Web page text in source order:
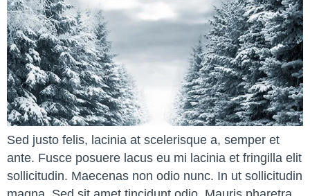
Sed justo felis, lacinia at scelerisque a, semper et
ante. Fusce posuere lacus eu mi lacinia et fringilla elit
sollicitudin. Maecenas non odio nunc. In ut sollicitudin